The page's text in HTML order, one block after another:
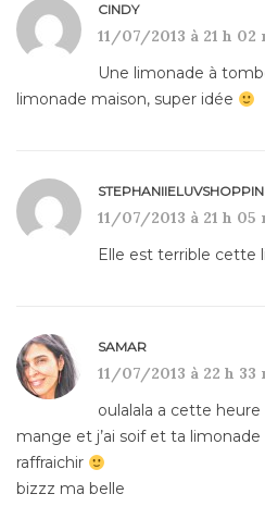
CINDY
11/07/2013 à 21 h 02
Une limonade à
limonade maison, super idée
11/07/2013 à 21 h 05
Elle est terrible cette
SAMAR
11/07/2013 à 22 h 33
oulalala a cette heure
mange et j’ai soif et ta
raffraichir
bizzz ma belle